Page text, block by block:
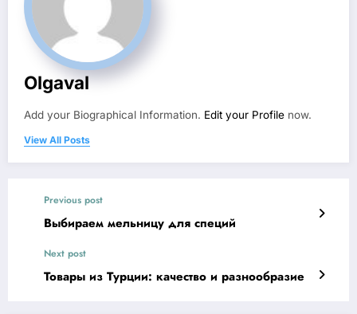
Olgaval
Add your Biographical Information. Edit your Profile now.
View All Posts
Previous post
Выбираем мельницу для специй
Next post
Товары из Турции: качество и разнообразие